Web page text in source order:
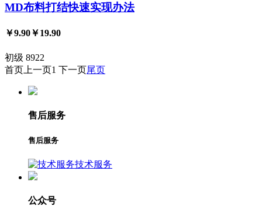
MD布料打结快速实现办法
￥9.90￥19.90
初级 8922
首页 上一页1 下一页尾页
售后服务
售后服务
技术服务
公众号